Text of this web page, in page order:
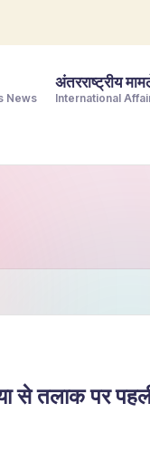
News
अंतरराष्ट्रीय
International
से तलाक पर